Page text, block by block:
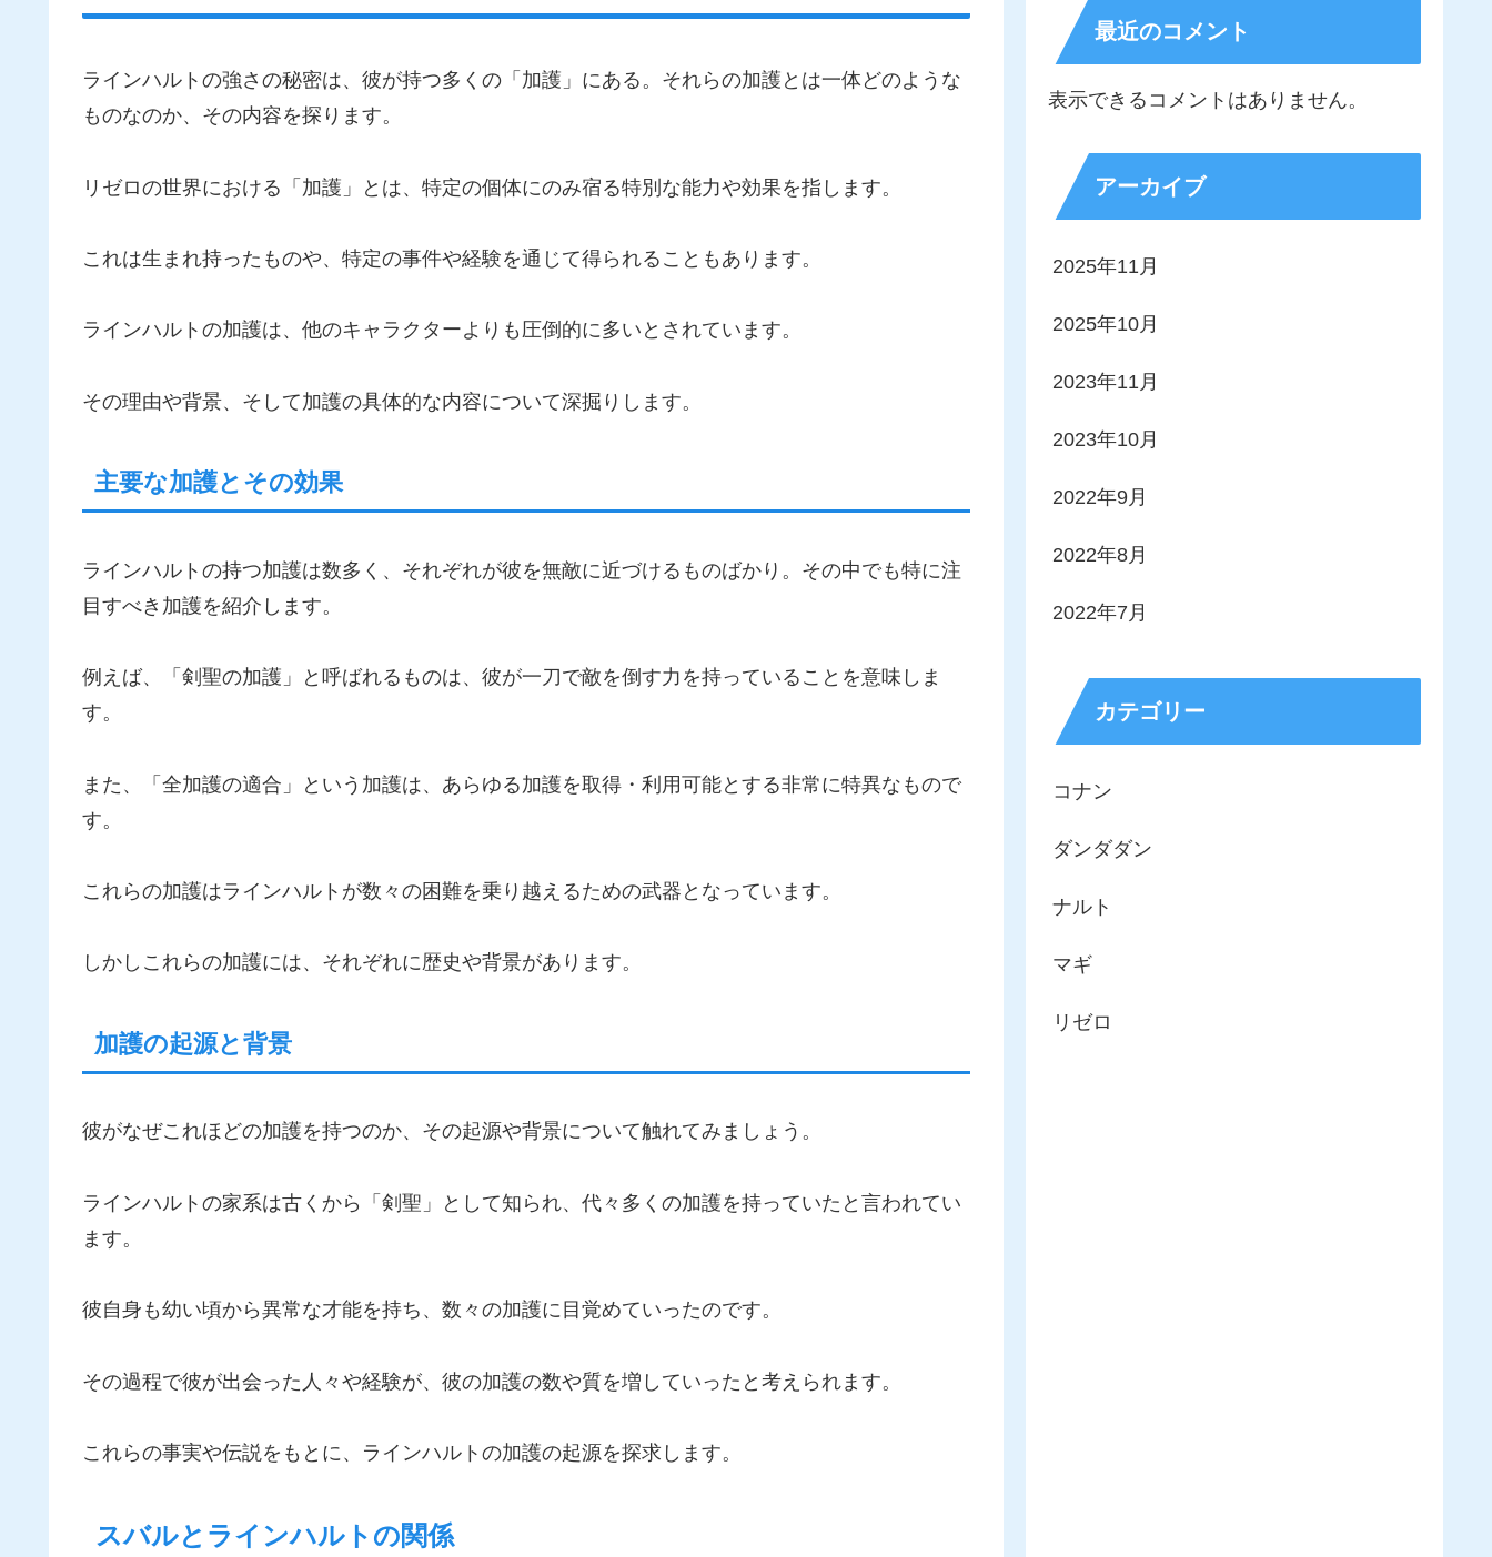
ラインハルトの強さの秘密は、彼が持つ多くの「加護」にある。それらの加護とは一体どのような
ものなのか、その内容を探ります。
リゼロの世界における「加護」とは、特定の個体にのみ宿る特別な能力や効果を指します。
これは生まれ持ったものや、特定の事件や経験を通じて得られることもあります。
ラインハルトの加護は、他のキャラクターよりも圧倒的に多いとされています。
その理由や背景、そして加護の具体的な内容について深掘りします。
主要な加護とその効果
ラインハルトの持つ加護は数多く、それぞれが彼を無敵に近づけるものばかり。その中でも特に注
目すべき加護を紹介します。
例えば、「剣聖の加護」と呼ばれるものは、彼が一刀で敵を倒す力を持っていることを意味しま
す。
また、「全加護の適合」という加護は、あらゆる加護を取得・利用可能とする非常に特異なもので
す。
これらの加護はラインハルトが数々の困難を乗り越えるための武器となっています。
しかしこれらの加護には、それぞれに歴史や背景があります。
加護の起源と背景
彼がなぜこれほどの加護を持つのか、その起源や背景について触れてみましょう。
ラインハルトの家系は古くから「剣聖」として知られ、代々多くの加護を持っていたと言われてい
ます。
彼自身も幼い頃から異常な才能を持ち、数々の加護に目覚めていったのです。
その過程で彼が出会った人々や経験が、彼の加護の数や質を増していったと考えられます。
これらの事実や伝説をもとに、ラインハルトの加護の起源を探求します。
スバルとラインハルトの関係
最近のコメント
表示できるコメントはありません。
アーカイブ
2025年11月
2025年10月
2023年11月
2023年10月
2022年9月
2022年8月
2022年7月
カテゴリー
コナン
ダンダダン
ナルト
マギ
リゼロ